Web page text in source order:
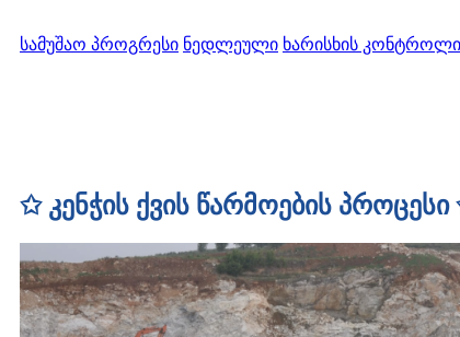
სამუშაო პროგრესი ნედლეული ხარისხის კონტროლი
✩ კენჭის ქვის წარმოების